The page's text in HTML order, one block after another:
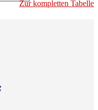
Zur kompletten Tabelle